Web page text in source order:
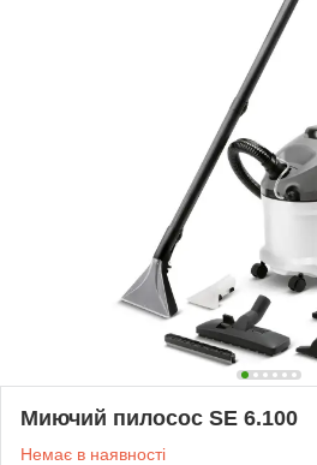
Миючий пилосос SE 6.100
Немає в наявності